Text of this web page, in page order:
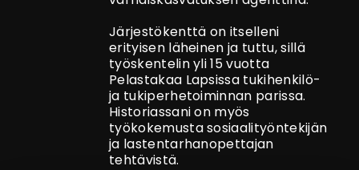
Järjestökenttä on itselleni
erityisen läheinen ja tuttu, sillä
työskentelin yli 15 vuotta
Pelastakaa Lapsissa tukihenkilö-
ja tukiperhetoiminnan parissa.
Historiassani on myös
työkokemusta sosiaalityöntekijän
ja lastentarhanopettajan
tehtävistä.